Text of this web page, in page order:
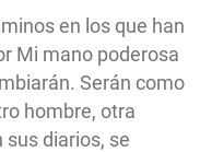
en los que han
Mi mano poderosa
Serán como
hombre, otra
sus diarios, se